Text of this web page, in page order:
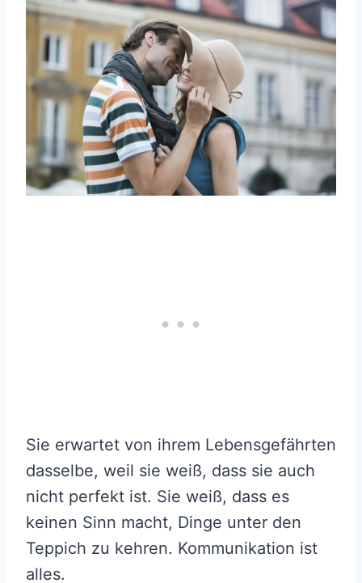
Sie erwartet von ihrem Lebensgefährten
dasselbe, weil sie weiß, dass sie auch
nicht perfekt ist. Sie weiß, dass es
keinen Sinn macht, Dinge unter den
Teppich zu kehren. Kommunikation ist
alles.